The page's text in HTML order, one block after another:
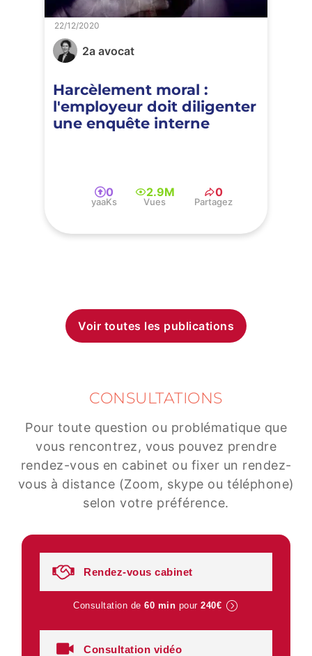
2a avocat
Harcèlement moral :
l'employeur doit diligenter
une enquête interne
22/12/2020
0
yaaKs
2.9M
Vues
0
Partagez
Voir toutes les publications
CONSULTATIONS
Pour toute question ou problématique que
vous rencontrez, vous pouvez prendre
rendez-vous en cabinet ou fixer un rendez-
vous à distance (Zoom, skype ou téléphone)
selon votre préférence.
Rendez-vous cabinet
Consultation de60 min pour240€
Consultation vidéo